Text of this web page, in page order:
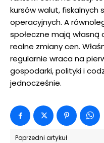
kursów walut, fiskalnych
operacyjnych. A
społeczne mają
realne zmiany cen.
regularnie wraca na
gospodarki, polityki i
jednocześnie.
Poprzedni artykuł